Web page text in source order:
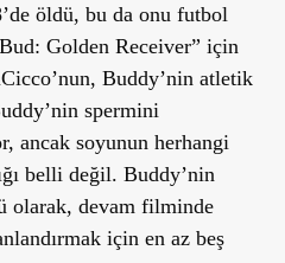
öldü, bu da onu futbol
Golden Receiver” için
Buddy’nin atletik
spermini
ancak soyunun herhangi
belli değil. Buddy’nin
olarak, devam filminde
için en az beş